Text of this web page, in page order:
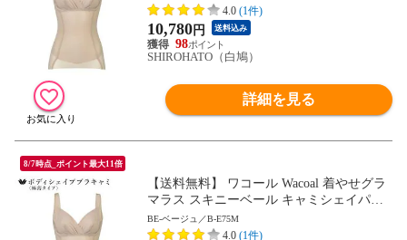
4.0 (1件)
10,780円 送料込み
98
SHIROHATO（白鳩）
詳細を見る
8/7時点_ポイント最大11倍
【送料無料】 ワコール Wacoal 着やせグラ
マラス スキニーベール キャミシェイパー
補正下着 ボディシェイパー
BE-ベージュ／B-E75M
4.0 (1件)